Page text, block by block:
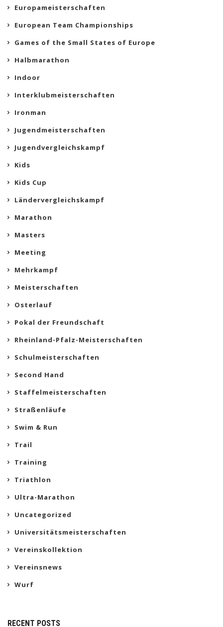
Europameisterschaften
European Team Championships
Games of the Small States of Europe
Halbmarathon
Indoor
Interklubmeisterschaften
Ironman
Jugendmeisterschaften
Jugendvergleichskampf
Kids
Kids Cup
Ländervergleichskampf
Marathon
Masters
Meeting
Mehrkampf
Meisterschaften
Osterlauf
Pokal der Freundschaft
Rheinland-Pfalz-Meisterschaften
Schulmeisterschaften
Second Hand
Staffelmeisterschaften
Straßenläufe
Swim & Run
Trail
Training
Triathlon
Ultra-Marathon
Uncategorized
Universitätsmeisterschaften
Vereinskollektion
Vereinsnews
Wurf
RECENT POSTS